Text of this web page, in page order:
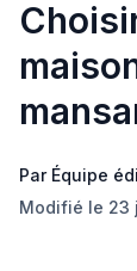
Par Équipe
Modifié le 23